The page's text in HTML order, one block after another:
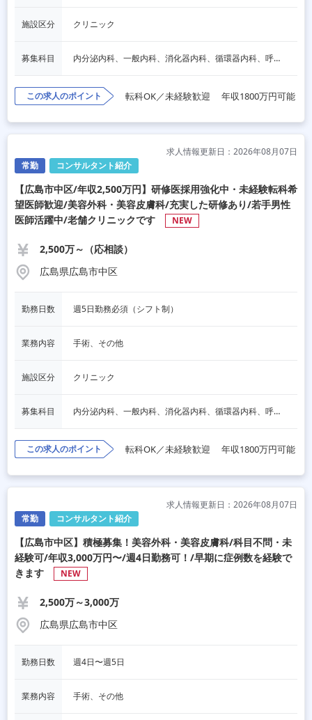
施設区分 クリニック
募集科目 内分泌内科、一般内科、消化器内科、循環器内科、呼吸器内科、血液内科、心療内科、脳神経内科、老人内科、一般外科、消化器外科、心臓外科、呼吸器外科、脳神経外科、整形外科、形成外科、リハビリテーション科、小児科、産婦人科、婦人科、精神科、眼科、耳鼻咽喉科、皮膚科、泌尿器科、放射線科、人工透析、麻酔科、美容外科、人間ドック・検診、その他
この求人のポイント 転科OK／未経験歓迎 年収1800万円可能
常勤 コンサルタント紹介
求人情報更新日：2026年08月07日
【広島市中区/年収2,500万円】研修医採用強化中・未経験転科希
望医師歓迎/美容外科・美容皮膚科/充実した研修あり/若手男性
医師活躍中/老舗クリニックです
NEW
2,500万～（応相談）
広島県広島市中区
勤務日数 週5日勤務必須（シフト制）
業務内容 手術、その他
施設区分 クリニック
募集科目 内分泌内科、一般内科、消化器内科、循環器内科、呼吸器内科、血液内科、心療内科、脳神経内科、老人内科、一般外科、消化器外科、心臓外科、呼吸器外科、脳神経外科、整形外科、形成外科、リハビリテーション科、小児科、産婦人科、婦人科、精神科、眼科、耳鼻咽喉科、皮膚科、泌尿器科、放射線科、人工透析、麻酔科、美容外科、人間ドック・検診、その他
この求人のポイント 転科OK／未経験歓迎 年収1800万円可能
常勤 コンサルタント紹介
求人情報更新日：2026年08月07日
【広島市中区】積極募集！美容外科・美容皮膚科/科目不問・未
経験可/年収3,000万円〜/週4日勤務可！/早期に症例数を経験で
きます
NEW
2,500万～3,000万
広島県広島市中区
勤務日数 週4日〜週5日
業務内容 手術、その他